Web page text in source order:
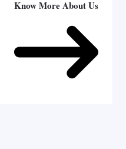
Know More About Us